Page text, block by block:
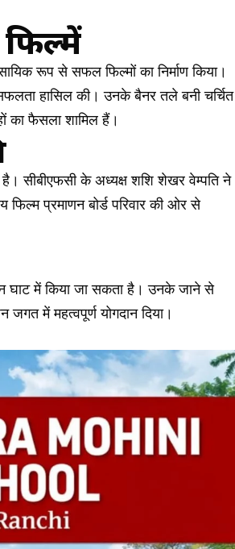
फिल्में
रूप से सफल फिल्मों का निर्माण किया।
हासिल की। उनके बैनर तले बनी चर्चित
का फैसला शामिल हैं।
सीबीएफसी के अध्यक्ष शशि शेखर वेम्पति ने
फिल्म प्रमाणन बोर्ड परिवार की ओर से
घाट में किया जा सकता है। उनके जाने से
जगत में महत्वपूर्ण योगदान दिया।